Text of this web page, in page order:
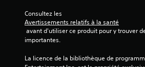
Consultez les
Avertissements relatifs à la santé
importantes.
La licence de la bibliothèque de